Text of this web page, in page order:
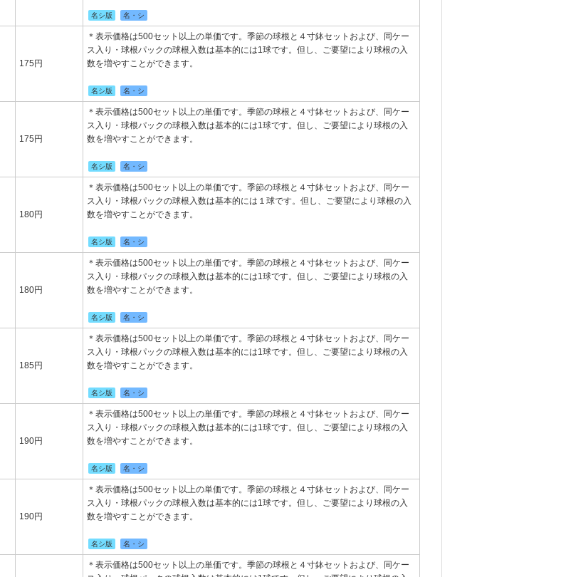
名シ版 名・シ
175円
＊表示価格は500セット以上の単価です。季節の球根と４寸鉢セットおよび、同ケー
ス入り・球根パックの球根入数は基本的には1球です。但し、ご要望により球根の入
数を増やすことができます。
名シ版 名・シ
175円
＊表示価格は500セット以上の単価です。季節の球根と４寸鉢セットおよび、同ケー
ス入り・球根パックの球根入数は基本的には1球です。但し、ご要望により球根の入
数を増やすことができます。
名シ版 名・シ
180円
＊表示価格は500セット以上の単価です。季節の球根と４寸鉢セットおよび、同ケー
ス入り・球根パックの球根入数は基本的には１球です。但し、ご要望により球根の入
数を増やすことができます。
名シ版 名・シ
180円
＊表示価格は500セット以上の単価です。季節の球根と４寸鉢セットおよび、同ケー
ス入り・球根パックの球根入数は基本的には1球です。但し、ご要望により球根の入
数を増やすことができます。
名シ版 名・シ
185円
＊表示価格は500セット以上の単価です。季節の球根と４寸鉢セットおよび、同ケー
ス入り・球根パックの球根入数は基本的には1球です。但し、ご要望により球根の入
数を増やすことができます。
名シ版 名・シ
190円
＊表示価格は500セット以上の単価です。季節の球根と４寸鉢セットおよび、同ケー
ス入り・球根パックの球根入数は基本的には1球です。但し、ご要望により球根の入
数を増やすことができます。
名シ版 名・シ
190円
＊表示価格は500セット以上の単価です。季節の球根と４寸鉢セットおよび、同ケー
ス入り・球根パックの球根入数は基本的には1球です。但し、ご要望により球根の入
数を増やすことができます。
名シ版 名・シ
＊表示価格は500セット以上の単価です。季節の球根と４寸鉢セットおよび、同ケー